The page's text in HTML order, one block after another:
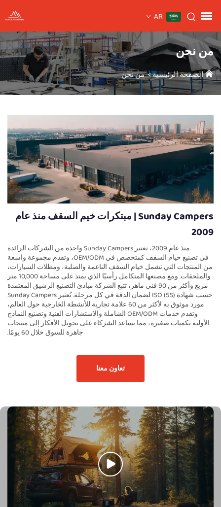
AR
من نحن
الصفحة الرئيسية>من نحن
Sunday Campers | مبتكرات خيم السقف منذ عام
2009
منذ عام 2009، تعتبر Sunday Campers واحدة من الشركات الرائدة
في تصنيع خيام السقف كمتخصص في OEM/ODM، وتقدم مجموعة واسعة
من المنتجات التي تشمل خيام السقف الناعمة والصلبة، ومظلات السيارات،
والملحقات. ومع مصنعها المتكامل رأسيًا الذي يمتد على مساحة 10,000 متر
مربع وأكثر من 90 فني ماهر، تتبع الشركة مبادئ التصنيع الرشيق المعتمدة
حسب شهادة ISO (5S) لضمان الدقة في كل مرحلة. تُعتبر Sunday Campers
مورد موثوق به لأكثر من 60 علامة تجارية للأنشطة الخارجية حول العالم،
وتقدم خدمات OEM/ODM الشاملة والاستشارات الفنية وتصنيع النماذج
الأولية بكميات صغيرة، مما يساعد الشركاء على تحويل الأفكار إلى منتجات
جاهزة للسوق خلال 60 يومًا.
تعاون معنا